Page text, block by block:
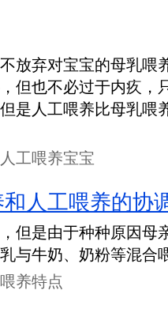
放弃对宝宝的母乳喂
但也不必过于内疚，
是人工喂养比母乳喂
工喂养宝宝
人工喂养的协
但是由于种种原因母
与牛奶、奶粉等混合
养特点